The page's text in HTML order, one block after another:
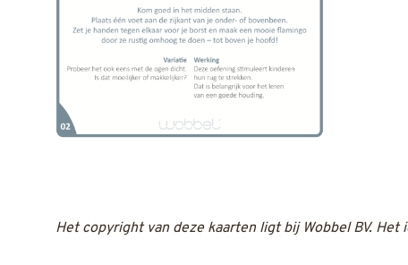
Het copyright van deze kaarten ligt bij Wobbel BV.